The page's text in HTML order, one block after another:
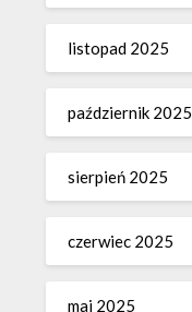
listopad 2025
październik 2025
sierpień 2025
czerwiec 2025
maj 2025